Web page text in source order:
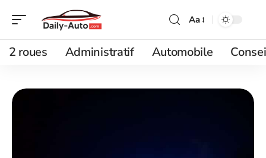
Aa
2 roues Administratif Automobile